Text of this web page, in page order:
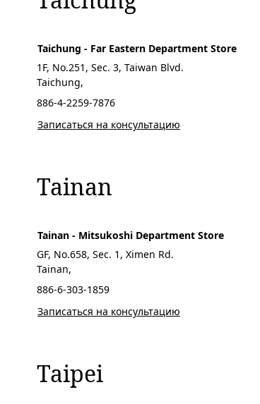
Taichung - Far Eastern Department Store
1F, No.251, Sec. 3, Taiwan Blvd.
Taichung,
886-4-2259-7876
Записаться на консультацию
Tainan
Tainan - Mitsukoshi Department Store
GF, No.658, Sec. 1, Ximen Rd.
Tainan,
886-6-303-1859
Записаться на консультацию
Taipei